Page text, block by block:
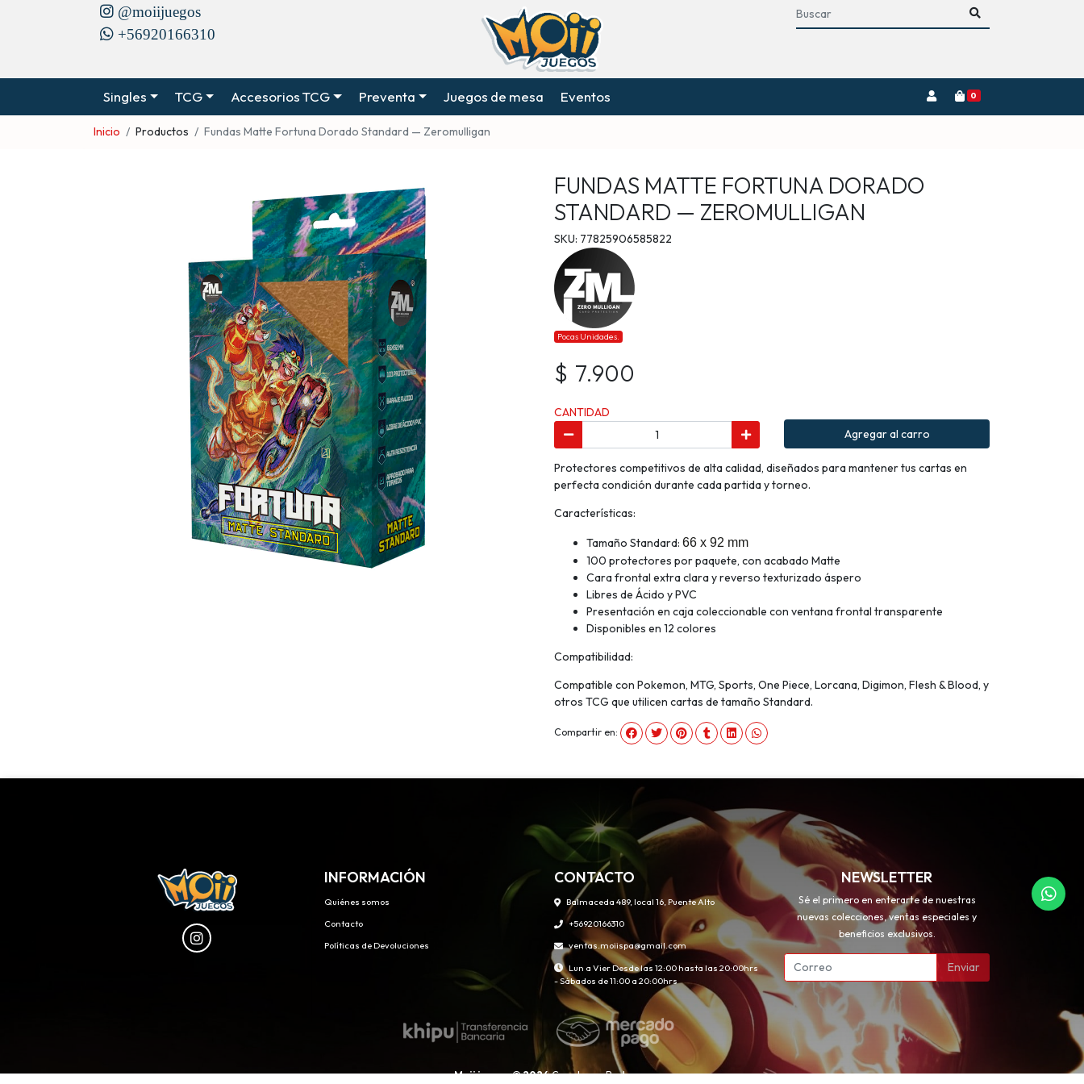
@moiijuegos
+56920166310
Singles TCG Accesorios TCG Preventa Juegos de mesa Eventos 0
Inicio Productos Fundas Matte Fortuna Dorado Standard — Zeromulligan
FUNDAS MATTE FORTUNA DORADO
STANDARD — ZEROMULLIGAN
SKU: 77825906585822
Pocas Unidades.
$ 7.900
CANTIDAD
Agregar al carro
Protectores competitivos de alta calidad, diseñados para mantener tus cartas en
perfecta condición durante cada partida y torneo.
Características:
Tamaño Standard: 66 x 92 mm
100 protectores por paquete, con acabado Matte
Cara frontal extra clara y reverso texturizado áspero
Libres de Ácido y PVC
Presentación en caja coleccionable con ventana frontal transparente
Disponibles en 12 colores
Compatibilidad:
Compatible con Pokemon, MTG, Sports, One Piece, Lorcana, Digimon, Flesh & Blood, y
otros TCG que utilicen cartas de tamaño Standard.
Compartir en:
INFORMACIÓN
Quiénes somos
Contacto
Políticas de Devoluciones
CONTACTO
Balmaceda 489, local 16, Puente Alto
+56920166310
ventas.moiispa@gmail.com
Lun a Vier Desde las 12:00 hasta las 20:00hrs
- Sábados de 11:00 a 20:00hrs
NEWSLETTER
Sé el primero en enterarte de nuestras
nuevas colecciones, ventas especiales y
beneficios exclusivos.
Enviar
Moii juegos © 2026Creado porBsale